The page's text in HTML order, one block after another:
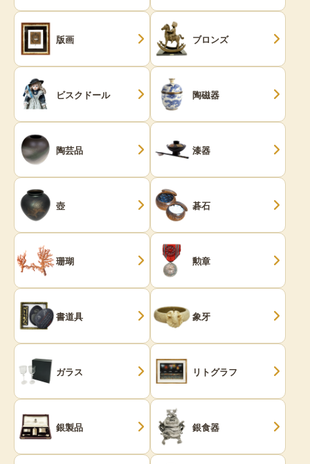
版画 ブロンズ
ビスクドール 陶磁器
陶芸品 漆器
壺 碁石
珊瑚 勲章
書道具 象牙
ガラス リトグラフ
銀製品 銀食器